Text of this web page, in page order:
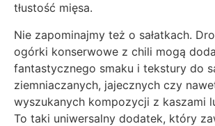
tłustość mięsa.
Nie zapominajmy też o sałatkach.
ogórki konserwowe z chili mogą
fantastycznego smaku i tekstury do
ziemniaczanych, jajecznych czy
wyszukanych kompozycji z kaszami
To taki uniwersalny dodatek, który